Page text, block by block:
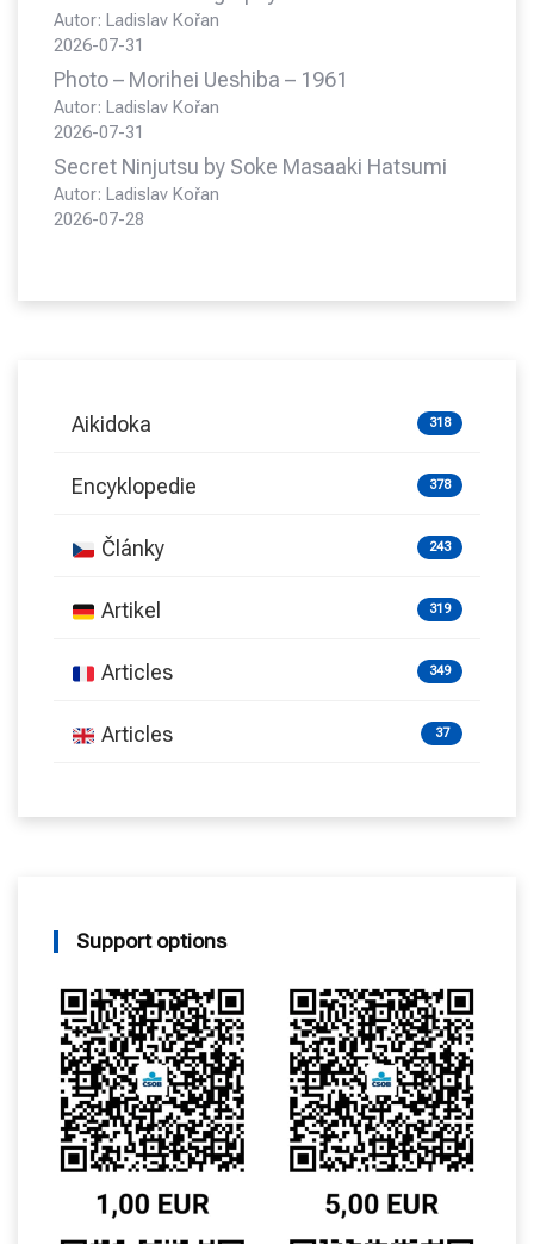
Autor: Ladislav Kořan
2026-07-31
Photo – Morihei Ueshiba – 1961
Autor: Ladislav Kořan
2026-07-31
Secret Ninjutsu by Soke Masaaki Hatsumi
Autor: Ladislav Kořan
2026-07-28
Aikidoka 318
Encyklopedie 378
Články 243
Artikel 319
Articles 349
Articles 37
Support options